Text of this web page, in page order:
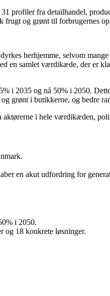
profiler fra detailhandel,
frugt og grønt til forbrugernes
herhjemme, selvom
en samlet værdikæde, der
i 2035 og nå 50% i 2050.
grønt i butikkerne, og bedre
i hele værdikæden,
en akut udfordring for
i 2050.
og 18 konkrete løsninger.